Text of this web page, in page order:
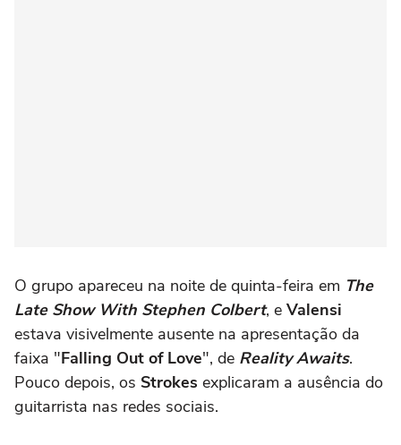
O grupo apareceu na noite de quinta-feira em The
Late Show With Stephen Colbert, e Valensi
estava visivelmente ausente na apresentação da
faixa "Falling Out of Love", de Reality Awaits.
Pouco depois, os Strokes explicaram a ausência do
guitarrista nas redes sociais.